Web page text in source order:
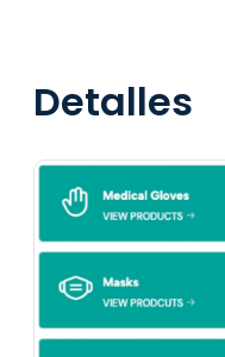
Detalles